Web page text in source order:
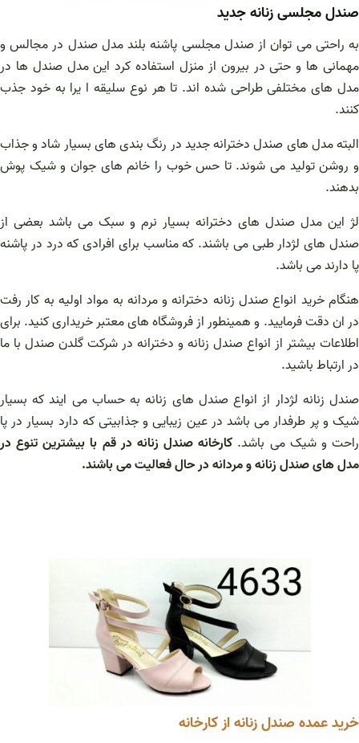
صندل مجلسی زنانه جدید
به راحتی می توان از صندل مجلسی پاشنه بلند مدل صندل در مجالس و
مهمانی ها و حتی در بیرون از منزل استفاده کرد این مدل صندل ها در
مدل های مختلفی طراحی شده اند. تا هر نوع سلیقه ا یرا به خود جذب
کنند.
البته مدل های صندل دخترانه جدید در رنگ بندی های بسیار شاد و جذاب
و روشن تولید می شوند. تا حس خوب را خانم های جوان و شیک پوش
بدهند.
لژ این مدل صندل های دخترانه بسیار نرم و سبک می باشد بعضی از
صندل های لژدار طبی می باشند. که مناسب برای افرادی که درد در پاشنه
پا دارند می باشد.
هنگام خرید انواع صندل زنانه دخترانه و مردانه به مواد اولیه به کار رفت
در ان دقت فرمایید. و همینطور از فروشگاه های معتبر خریداری کنید. برای
اطلاعات بیشتر از انواع صندل زنانه و دخترانه در شرکت گلدن صندل با ما
در ارتباط باشید.
صندل زنانه لژدار از انواع صندل های زنانه به حساب می ایند که بسیار
شیک و پر طرفدار می باشد در عین زیبایی و جذابیتی که دارد بسیار در پا
راحت و شیک می باشد. کارخانه صندل زنانه در قم با بیشترین تنوع در
مدل های صندل زنانه و مردانه در حال فعالیت می باشند.
خرید عمده صندل زنانه از کارخانه